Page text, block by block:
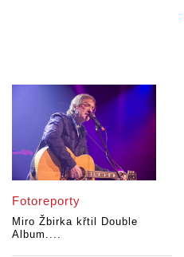
Fotoreporty
Miro Žbirka křtil Double
Album....